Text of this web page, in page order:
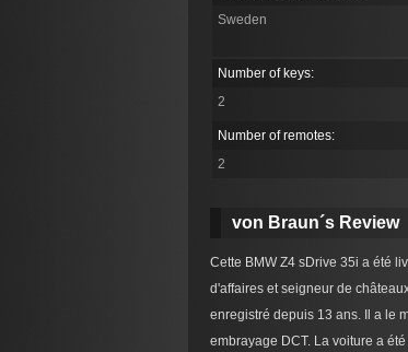
Sweden
Number of keys:
2
Number of remotes:
2
von Braun´s Review
Cette BMW Z4 sDrive 35i a été
d'affaires et seigneur de
enregistré depuis 13 ans. Il a le
embrayage DCT. La voiture a